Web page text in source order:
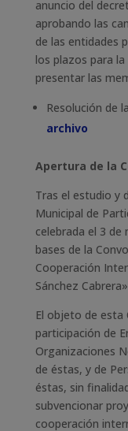
anuncio del
aprobando las
de las entidades
los plazos para
presentar las
Resolución de
archivo
Apertura de la
Tras el estudio y
Municipal de
celebrada el 3 de
bases de la
Cooperación
Sánchez
El objeto de esta
participación de
Organizaciones
de éstas, y de
éstas, sin
subvencionar
cooperación